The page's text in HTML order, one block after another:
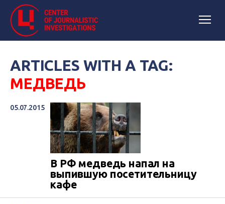
ARTICLES WITH A TAG:
МЕДВЕДЬ
05.07.2015
В РФ медведь напал на
выпившую посетительницу
кафе